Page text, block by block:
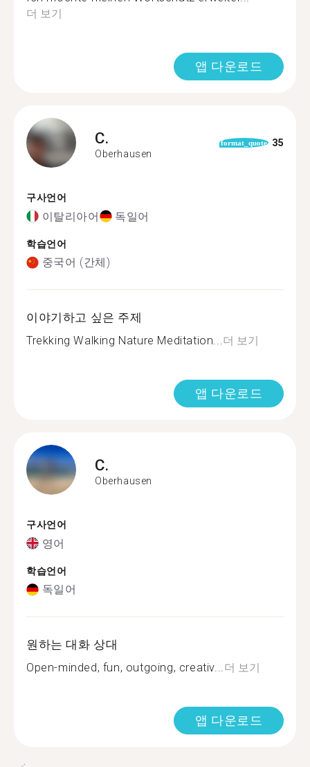
더 보기
앱 다운로드
C.
Oberhausen
format_quote 35
구사언어
이탈리아어 독일어
학습언어
중국어 (간체)
이야기하고 싶은 주제
Trekking Walking Nature Meditation...더 보기
앱 다운로드
C.
Oberhausen
구사언어
영어
학습언어
독일어
원하는 대화 상대
Open-minded, fun, outgoing, creativ...더 보기
앱 다운로드